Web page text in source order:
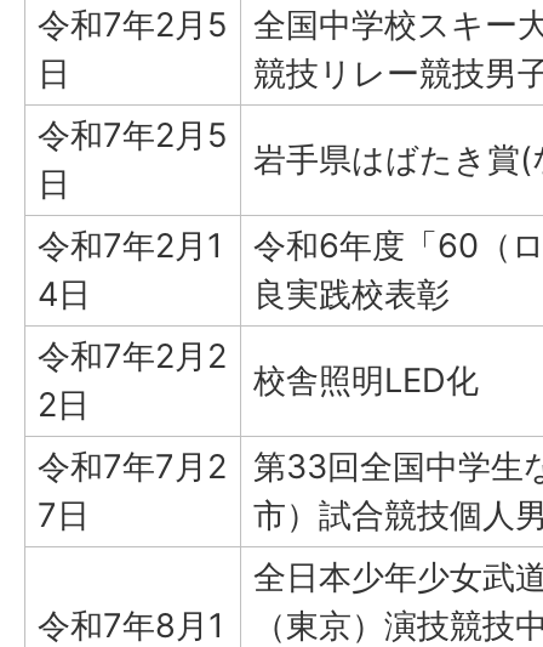
令和7年2月5
日
全国中学校スキー
競技リレー競技男
令和7年2月5
日
岩手県はばたき賞
令和7年2月1
4日
令和6年度「60（
良実践校表彰
令和7年2月2
2日
校舎照明LED化
令和7年7月2
7日
第33回全国中学生
市）試合競技個人
令和7年8月1
全日本少年少女武
（東京）演技競技